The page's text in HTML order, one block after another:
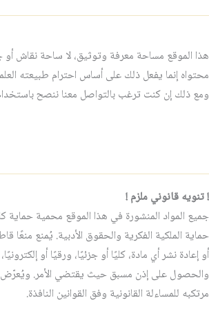
هذا الموقع مساحة معرفة وتوثيق، لا ساحة نقاش
محتواه إنما يفعل ذلك على أساس احترام طبيعته
ومع ذلك إن كنت ترغب بالتواصل معنا ننصح
! تنويه قانوني ملزم !
جميع المواد المنشورة في هذا الموقع محمية حماية
حماية الملكية الفكرية والحقوق الأدبية. يُمنع منعًا
أو إعادة نشر أي مادة، كليًا أو جزئيًا، ورقيًا أو
والحصول على إذن مسبق حيث يقتضي الأمر. ويُعرّض
مرتكبه للمساءلة القانونية وفق القوانين النافذة.